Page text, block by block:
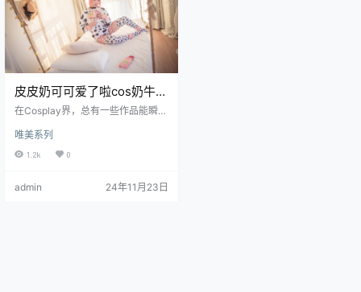
皮皮奶可可爱了啦cos奶牛套
装，萌力满满无法抵挡！
在Cosplay界，总有一些作品能瞬间
奶牛套装无疑就是其中之一。这
次，她以奶.
唯美系列
1.2k 0
admin 24年11月23日